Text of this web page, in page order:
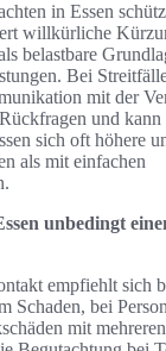
in Essen
willkürliche
belastbare
Bei
mit der
und kann
sich oft höhere
als mit einfachen
unbedingt
empfiehlt sich
Schaden, bei
mit